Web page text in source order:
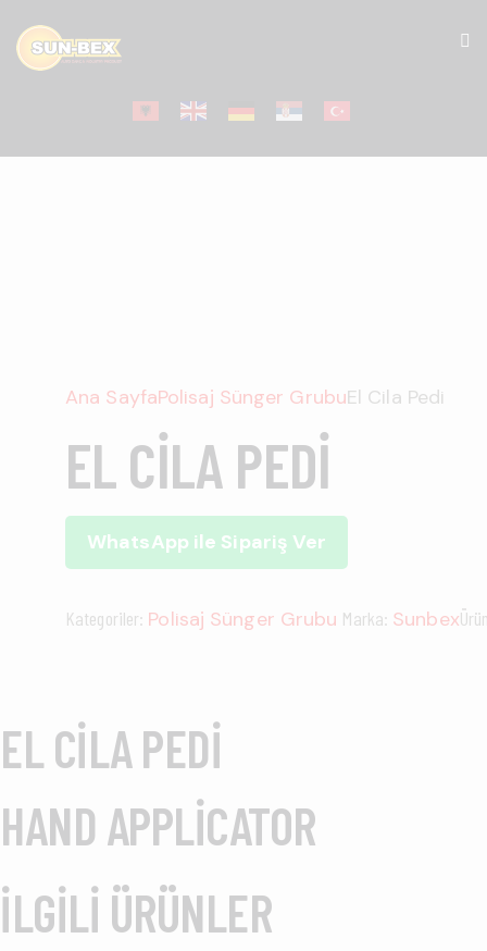
Ana SayfaPolisaj Sünger GrubuEl Cila Pedi
EL CILA PEDI
WhatsApp ile Sipariş Ver
Kategoriler: Polisaj Sünger Grubu Marka: Sunbex
EL CILA PEDI
HAND APPLICATOR
İLGILI ÜRÜNLER